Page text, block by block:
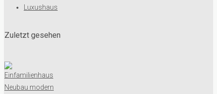
Luxushaus
Zuletzt gesehen